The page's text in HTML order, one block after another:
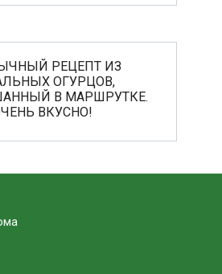
РЕЦЕПТ ИЗ
ОГУРЦОВ,
В МАРШРУТКЕ.
ВКУСНО!